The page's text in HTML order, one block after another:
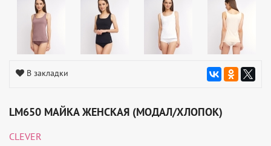
В закладки
LM650 МАЙКА ЖЕНСКАЯ (МОДАЛ/ХЛОПОК)
CLEVER